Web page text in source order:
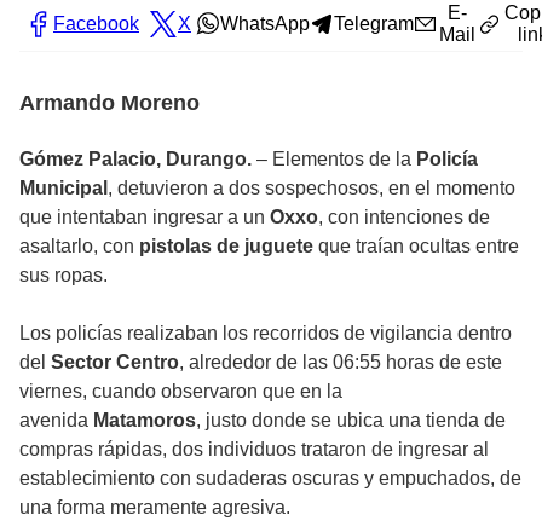
Facebook X WhatsApp Telegram
E-
Mail
Armando Moreno
Gómez Palacio, Durango. – Elementos de la Policía
Municipal , detuvieron a dos sospechosos, en el momento
que intentaban ingresar a un Oxxo, con intenciones de
asaltarlo, con pistolas de juguete que traían ocultas entre
sus ropas.
Los policías realizaban los recorridos de vigilancia dentro
del Sector Centro, alrededor de las 06:55 horas de este
viernes, cuando observaron que en la
avenida Matamoros, justo donde se ubica una tienda de
compras rápidas, dos individuos trataron de ingresar al
establecimiento con sudaderas oscuras y empuchados, de
una forma meramente agresiva.